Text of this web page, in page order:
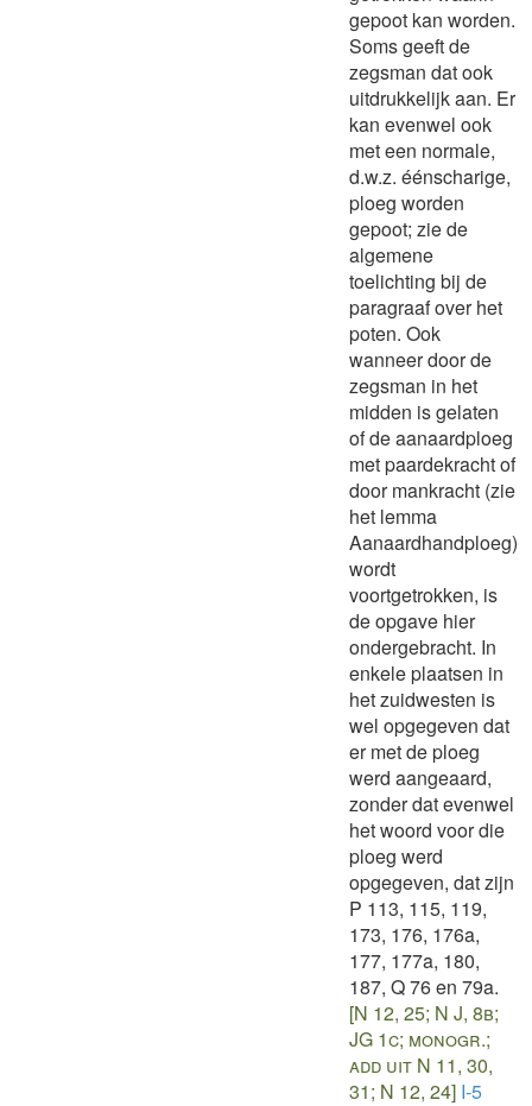
gepoot kan worden.
Soms geeft de
zegsman dat ook
uitdrukkelijk aan. Er
kan evenwel ook
met een normale,
d.w.z. éénscharige,
ploeg worden
gepoot; zie de
algemene
toelichting bij de
paragraaf over het
poten. Ook
wanneer door de
zegsman in het
midden is gelaten
of de aanaardploeg
met paardekracht of
door mankracht (zie
het lemma
Aanaardhandploeg)
wordt
voortgetrokken, is
de opgave hier
ondergebracht. In
enkele plaatsen in
het zuidwesten is
wel opgegeven dat
er met de ploeg
werd aangeaard,
zonder dat evenwel
het woord voor die
ploeg werd
opgegeven, dat zijn
P 113, 115, 119,
173, 176, 176a,
177, 177a, 180,
187, Q 76 en 79a.
[N 12, 25; N J, 8b;
JG 1c; monogr.;
add uit N 11, 30,
31; N 12, 24] I-5